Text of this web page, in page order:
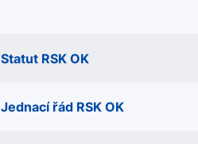
Statut RSK OK
Jednací řád RSK OK